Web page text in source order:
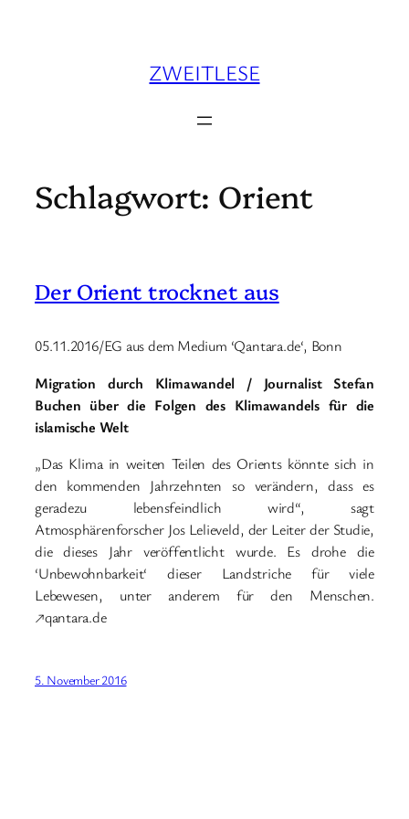
ZWEITLESE
Schlagwort: Orient
Der Orient trocknet aus
05.11.2016/EG aus dem Medium ‘Qantara.de‘, Bonn
Migration durch Klimawandel / Journalist Stefan
Buchen über die Folgen des Klimawandels für die
islamische Welt
„Das Klima in weiten Teilen des Orients könnte sich in
den kommenden Jahrzehnten so verändern, dass es
geradezu lebensfeindlich wird“, sagt
Atmosphärenforscher Jos Lelieveld, der Leiter der Studie,
die dieses Jahr veröffentlicht wurde. Es drohe die
‘Unbewohnbarkeit‘ dieser Landstriche für viele
Lebewesen, unter anderem für den Menschen.
↗qantara.de
5. November 2016